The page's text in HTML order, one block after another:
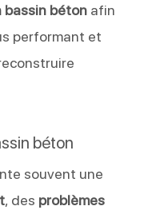
bassin bétonafin
performant et
béton
souvent une
, des problèmes